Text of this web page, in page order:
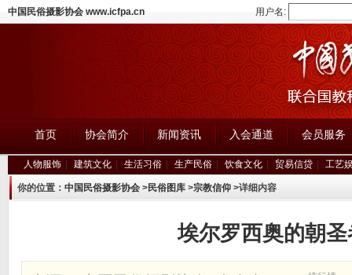
中国民俗摄影协会 www.icfpa.cn 用户名:
首页 协会简介 新闻资讯 入会通道 会员服务
人物服饰 建筑文化 生活习俗 生产民俗 饮食文化 贸易信贷 工艺
你的位置： 中国民俗摄影协会 >民俗图库 >宗教信仰 >详细内容
埃尔罗西奥的朝圣